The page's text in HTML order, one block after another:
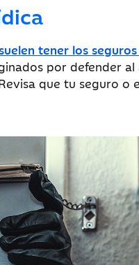
tener los
por defender
que tu seguro